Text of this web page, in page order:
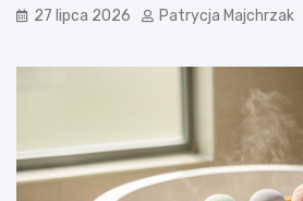
27 lipca 2026 Patrycja Majchrzak